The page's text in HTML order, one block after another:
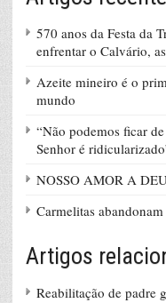
570 anos da Festa da
enfrentar o Calvário,
Azeite mineiro é o
mundo
“Não podemos ficar
Senhor é
NOSSO AMOR A
Carmelitas
Artigos
Reabilitação de padre